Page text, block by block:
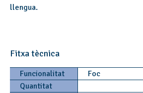
llengua.
Fitxa tècnica
Funcionalitat
Foc
Quantitat